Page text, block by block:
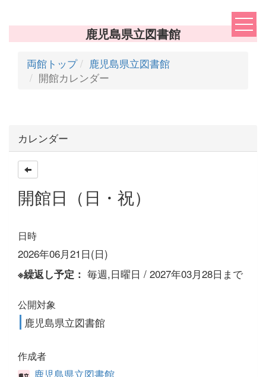
鹿児島県立図書館
両館トップ
鹿児島県立図書館
開館カレンダー
カレンダー
開館日（日・祝）
日時
2026年06月21日(日)
※繰返し予定： 毎週,日曜日 / 2027年03月28日まで
公開対象
鹿児島県立図書館
作成者
鹿児島県立図書館